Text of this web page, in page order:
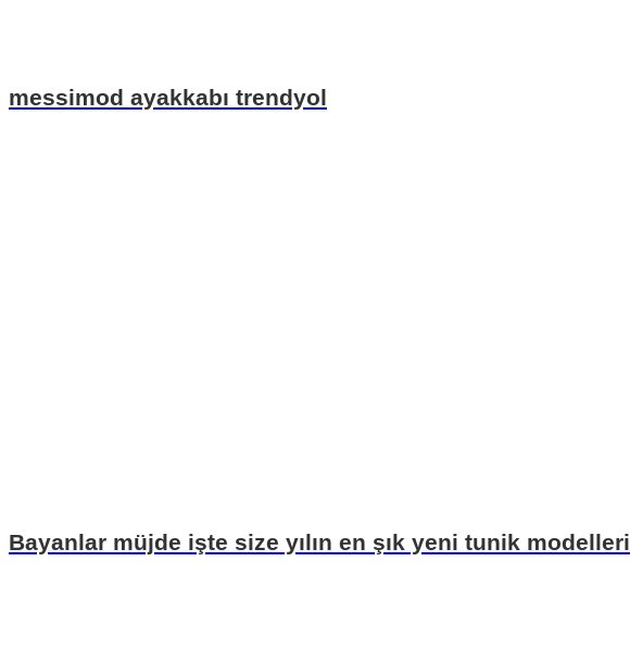
messimod ayakkabı trendyol
Bayanlar müjde işte size yılın en şık yeni tunik modelleri